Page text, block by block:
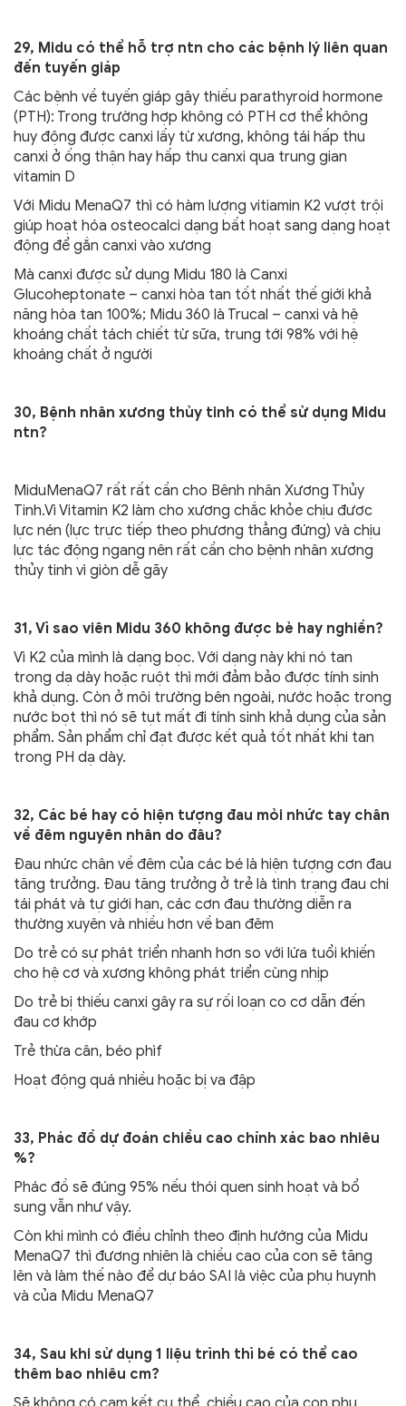
29, Midu có thể hỗ trợ ntn cho các bệnh lý liên quan
đến tuyến giáp
Các bệnh về tuyến giáp gây thiếu parathyroid hormone
(PTH): Trong trường hợp không có PTH cơ thể không
huy động được canxi lấy từ xương, không tái hấp thu
canxi ở ống thận hay hấp thu canxi qua trung gian
vitamin D
Với Midu MenaQ7 thì có hàm lượng vitiamin K2 vượt trội
giúp hoạt hóa osteocalci dạng bất hoạt sang dạng hoạt
động để gắn canxi vào xương
Mà canxi được sử dụng Midu 180 là Canxi
Glucoheptonate – canxi hòa tan tốt nhất thế giới khả
năng hòa tan 100%; Midu 360 là Trucal – canxi và hệ
khoáng chất tách chiết từ sữa, trung tới 98% với hệ
khoáng chất ở người
30, Bệnh nhân xương thủy tinh có thể sử dụng Midu
ntn?
MiduMenaQ7 rất rất cần cho Bênh nhân Xương Thủy
Tinh.Vì Vitamin K2 làm cho xương chắc khỏe chịu đươc
lực nén (lực trực tiếp theo phương thẳng đứng) và chịu
lực tác động ngang nên rất cần cho bệnh nhân xương
thủy tinh vì giòn dễ gãy
31, Vì sao viên Midu 360 không được bẻ hay nghiền?
Vì K2 của mình là dạng bọc. Với dạng này khi nó tan
trong dạ dày hoặc ruột thì mới đảm bảo được tính sinh
khả dụng. Còn ở môi trường bên ngoài, nước hoặc trong
nước bọt thì nó sẽ tụt mất đi tính sinh khả dụng của sản
phẩm. Sản phẩm chỉ đạt được kết quả tốt nhất khi tan
trong PH dạ dày.
32, Các bé hay có hiện tượng đau mỏi nhức tay chân
về đêm nguyên nhân do đâu?
Đau nhức chân về đêm của các bé là hiện tượng cơn đau
tăng trưởng. Đau tăng trưởng ở trẻ là tình trạng đau chi
tái phát và tự giới hạn, các cơn đau thường diễn ra
thường xuyên và nhiều hơn về ban đêm
Do trẻ có sự phát triển nhanh hơn so với lứa tuổi khiến
cho hệ cơ và xương không phát triển cùng nhịp
Do trẻ bị thiếu canxi gây ra sự rối loạn co cơ dẫn đến
đau cơ khớp
Trẻ thừa cân, béo phìf
Hoạt động quá nhiều hoặc bị va đập
33, Phác đồ dự đoán chiều cao chính xác bao nhiêu
%?
Phác đồ sẽ đúng 95% nếu thói quen sinh hoạt và bổ
sung vẫn như vậy.
Còn khi mình có điều chỉnh theo định hướng của Midu
MenaQ7 thì đương nhiên là chiều cao của con sẽ tăng
lên và làm thế nào để dự báo SAI là việc của phụ huynh
và của Midu MenaQ7
34, Sau khi sử dụng 1 liệu trình thì bé có thể cao
thêm bao nhiêu cm?